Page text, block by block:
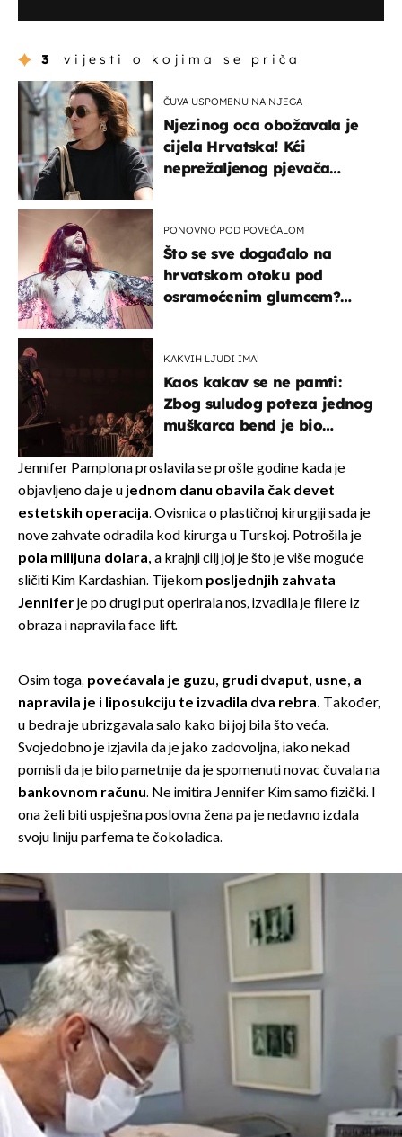
3 vijesti o kojima se priča
ČUVA USPOMENU NA NJEGA
Njezinog oca obožavala je
cijela Hrvatska! Kći
neprežaljenog pjevača
PONOVNO POD POVEĆALOM
Što se sve događalo na
hrvatskom otoku pod
osramoćenim glumcem?
KAKVIH LJUDI IMA!
Kaos kakav se ne pamti:
Zbog suludog poteza jednog
muškarca bend je bio
Jennifer Pamplona proslavila se prošle godine kada je
objavljeno da je u jednom danu obavila čak devet
estetskih operacija. Ovisnica o plastičnoj kirurgiji sada je
nove zahvate odradila kod kirurga u Turskoj. Potrošila je
pola milijuna dolara, a krajnji cilj joj je što je više moguće
sličiti Kim Kardashian. Tijekom posljednjih zahvata
Jenniferje po drugi put operirala nos, izvadila je filere iz
obraza i napravila face lift.
Osim toga, povećavala je guzu, grudi dvaput, usne, a
napravila je i liposukciju te izvadila dva rebra. Također,
u bedra je ubrizgavala salo kako bi joj bila što veća.
Svojedobno je izjavila da je jako zadovoljna, iako nekad
pomisli da je bilo pametnije da je spomenuti novac čuvala na
bankovnom računu. Ne imitira Jennifer Kim samo fizički. I
ona želi biti uspješna poslovna žena pa je nedavno izdala
svoju liniju parfema te čokoladica.